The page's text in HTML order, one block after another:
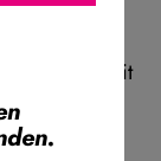
2024 mit
und